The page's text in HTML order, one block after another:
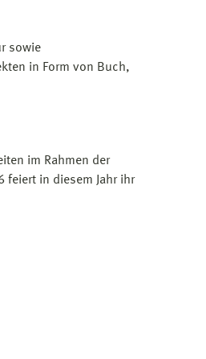
sowie
in Form von Buch,
im Rahmen der
feiert in diesem Jahr ihr